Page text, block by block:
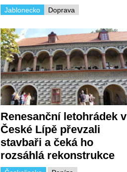
Doprava
Jablonecko
Renesanční letohrádek v
České Lípě převzali
stavbaři a čeká ho
rozsáhlá rekonstrukce